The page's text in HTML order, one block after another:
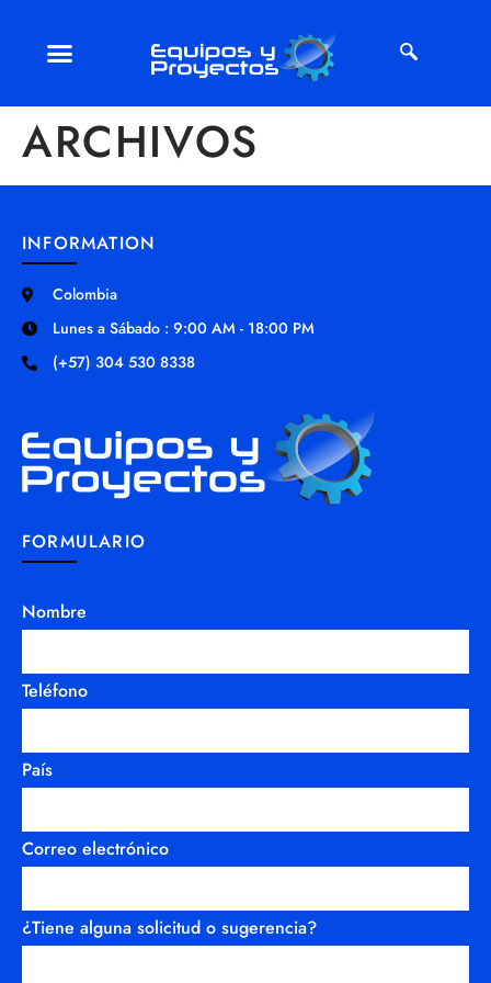
ARCHIVOS
INFORMATION
Colombia
Lunes a Sábado : 9:00 AM - 18:00 PM
(+57) 304 530 8338
FORMULARIO
Nombre
Teléfono
País
Correo electrónico
¿Tiene alguna solicitud o sugerencia?